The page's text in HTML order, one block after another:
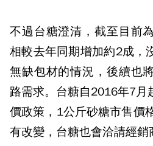
不過台糖澄清，截至目前
相較去年同期增加約2成，
無缺包材的情況，後續也
路需求。台糖自2016年7月
價政策，1公斤砂糖市售價
有改變，台糖也會洽請經銷